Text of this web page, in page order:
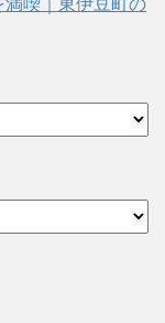
喫｜東伊豆町の